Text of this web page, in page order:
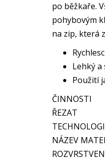
po běžkaře.
pohybovým
na zip, která
Lehký
Použití
ČINNOSTI
ŘEZAT
NÁZEV